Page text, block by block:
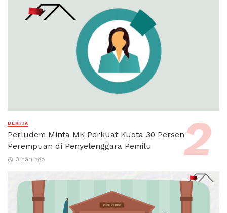
BERITA
Perludem Minta MK Perkuat Kuota 30 Persen
Perempuan di Penyelenggara Pemilu
3 hari ago